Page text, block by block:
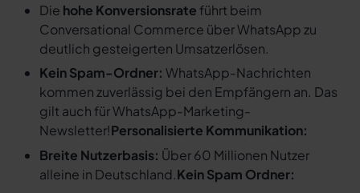
Die hohe Konversionsrate führt beim
Conversational Commerce über WhatsApp zu
deutlich gesteigerten Umsatzerlösen.
Kein Spam-Ordner: WhatsApp-Nachrichten
kommen zuverlässig bei den Empfängern an. Das
gilt auch für WhatsApp-Marketing-
Newsletter!Personalisierte Kommunikation:
Breite Nutzerbasis: Über 60 Millionen Nutzer
alleine in Deutschland.Kein Spam Ordner: